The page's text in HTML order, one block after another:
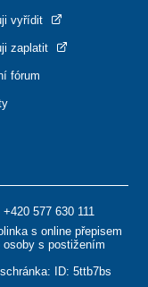
+420 577 630 111
s online přepisem
osoby s postižením
ID: 5ttb7bs
vyřídit
zaplatit
fórum